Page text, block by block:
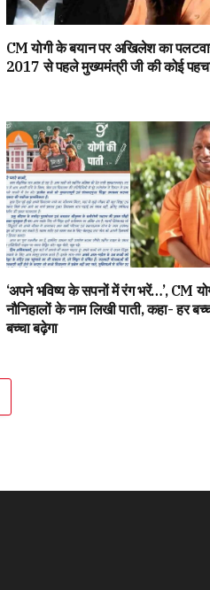
CM योगी के बयान पर अखिलेश का
2017 से पहले मुख्यमंत्री जी की कोई
‘अपने भविष्य के सपनों में रंग भरें…’, CM
नौनिहालों के नाम लिखी पाती, कहा- हर
बच्चा बढ़ेगा